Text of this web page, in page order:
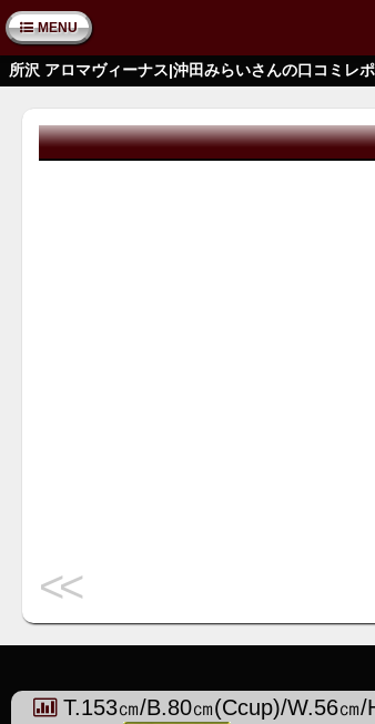
MENU
所沢 アロマヴィーナス|沖田みらいさんの口コミレ
<<
T.153㎝/B.80㎝(Ccup)/W.56㎝/